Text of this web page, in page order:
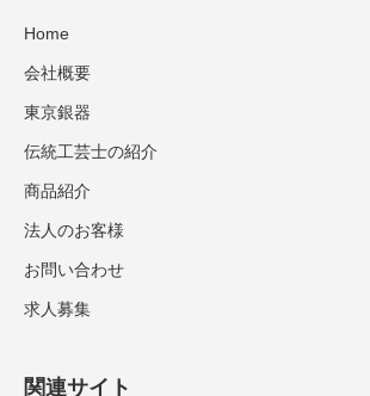
Home
会社概要
東京銀器
伝統工芸士の紹介
商品紹介
法人のお客様
お問い合わせ
求人募集
関連サイト